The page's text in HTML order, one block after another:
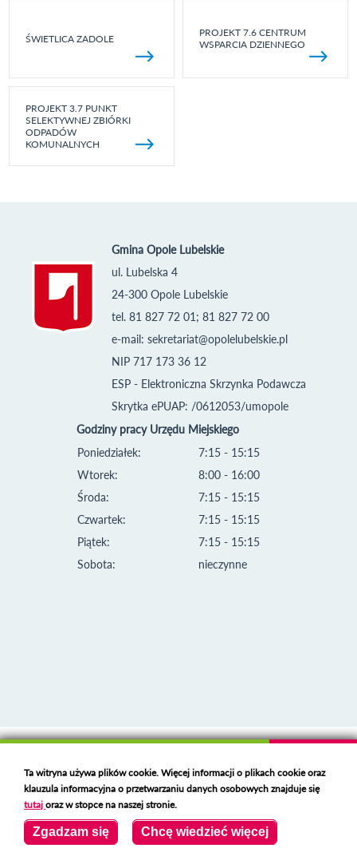
ŚWIETLICA ZADOLE
PROJEKT 7.6 CENTRUM
WSPARCIA DZIENNEGO
PROJEKT 3.7 PUNKT
SELEKTYWNEJ ZBIÓRKI
ODPADÓW
KOMUNALNYCH
Gmina Opole Lubelskie
ul. Lubelska 4
24-300 Opole Lubelskie
tel. 81 827 72 01; 81 827 72 00
e-mail: sekretariat@opolelubelskie.pl
NIP 717 173 36 12
ESP - Elektroniczna Skrzynka Podawcza
Skrytka ePUAP: /0612053/umopole
Godziny pracy Urzędu Miejskiego
Poniedziałek:
Wtorek:
Środa:
Czwartek:
Piątek:
Sobota:
7:15 - 15:15
8:00 - 16:00
7:15 - 15:15
7:15 - 15:15
7:15 - 15:15
nieczynne
Deklaracja dostępności
Polski serwer RBLhttps://polspam.pl/
Copyright 2023 Urząd Miejski w Opolu Lubelskim
Created byVOBACOM Odnośnik otworzy się w nowym oknie
Ta witryna używa plików cookie. Więcej informacji o plikach cookie oraz
klauzula informacyjna o przetwarzaniu danych osobowych znajduje się
tutajoraz w stopce na naszej stronie.
Zgadzam się Chcę wiedzieć więcej